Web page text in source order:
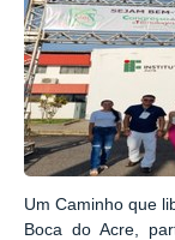
Um Caminho que
Boca do Acre,